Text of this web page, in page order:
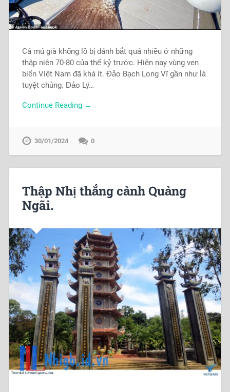
Cá mú già khổng lồ bị đánh bắt quá nhiều ở những
thập niên 70-80 của thế kỷ trước. Hiện nay vùng ven
biển Việt Nam đã khá ít. Đảo Bạch Long Vĩ gần như là
tuyệt chủng. Đảo Lý…
Continue Reading →
30/01/2024 0
Thập Nhị thắng cảnh Quảng
Ngãi.